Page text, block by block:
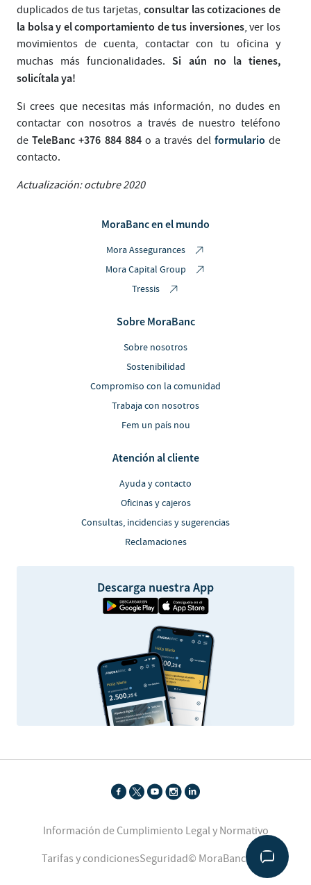
duplicados de tus tarjetas, consultar las cotizaciones de
la bolsa y el comportamiento de tus inversiones, ver los
movimientos de cuenta, contactar con tu oficina y
muchas más funcionalidades.Si aún no la tienes,
solicítala ya!
Si crees que necesitas más información, no dudes en
contactar con nosotros a través de nuestro teléfono
deTeleBanc +376 884 884o a través del formulario de
contacto.
Actualización: octubre 2020
MoraBanc en el mundo
Mora Assegurances
Mora Capital Group
Tressis
Sobre MoraBanc
Sobre nosotros
Sostenibilidad
Compromiso con la comunidad
Trabaja con nosotros
Fem un país nou
Atención al cliente
Ayuda y contacto
Oficinas y cajeros
Consultas, incidencias y sugerencias
Reclamaciones
Descarga nuestra App
Información de Cumplimiento Legal y Normativo
Tarifas y condicionesSeguridad© MoraBanc 2026